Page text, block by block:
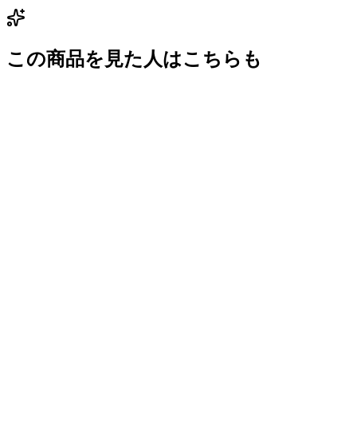
この商品を見た人はこちらも